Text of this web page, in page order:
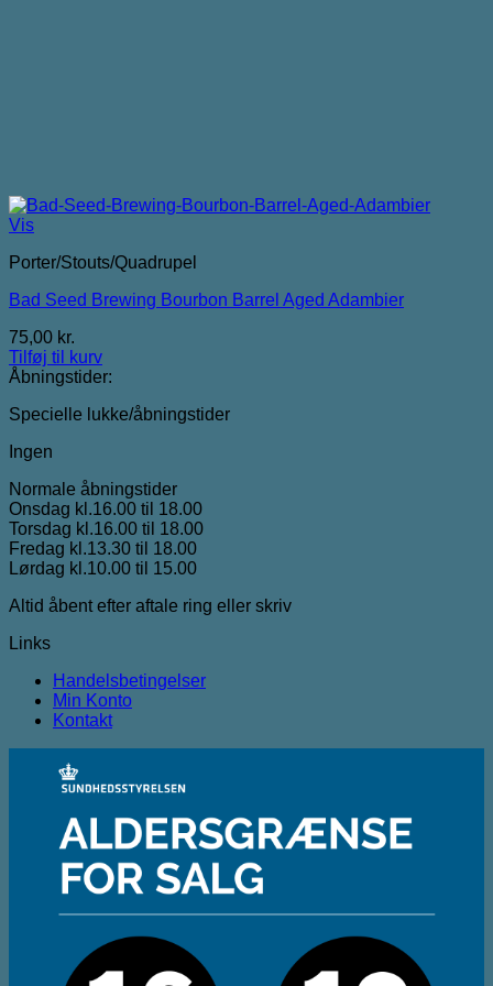
Vis
Porter/Stouts/Quadrupel
Bad Seed Brewing Bourbon Barrel Aged Adambier
75,00 kr.
Tilføj til kurv
Åbningstider:
Specielle lukke/åbningstider
Ingen
Normale åbningstider
Onsdag kl.16.00 til 18.00
Torsdag kl.16.00 til 18.00
Fredag kl.13.30 til 18.00
Lørdag kl.10.00 til 15.00
Altid åbent efter aftale ring eller skriv
Links
Handelsbetingelser
Min Konto
Kontakt